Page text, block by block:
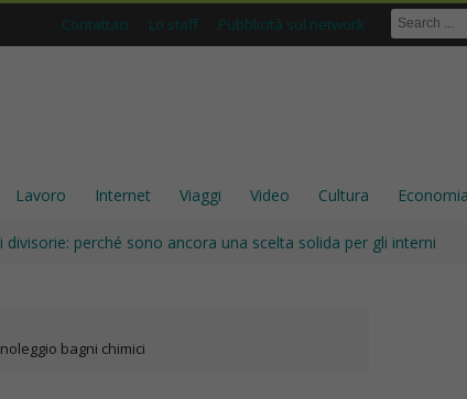
Contattaci Lo staff Pubblicità sul network
Lavoro Internet Viaggi Video Cultura
perché sono ancora una scelta solida per gli interni
bagni chimici